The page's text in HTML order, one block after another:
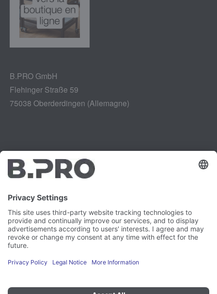
B.PRO GmbH
Flehinger Straße 59
75038 Oberderdingen (Allemagne)
Mentions légales
Politique de confidentialité
Mentions légales
Rapport de vulnérabilité
Carrière
Presse
Newsletter
Préférences en matière de